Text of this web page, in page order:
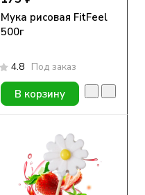
Мука рисовая FitFeel
500г
4.8 Под заказ
В корзину